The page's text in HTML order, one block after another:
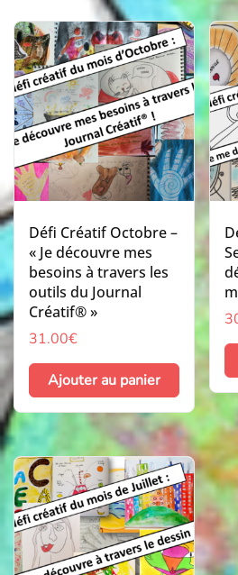
Défi Créatif Octobre –
« Je découvre mes
besoins à travers les
outils du Journal
Créatif® »
31.00€
Ajouter au panier